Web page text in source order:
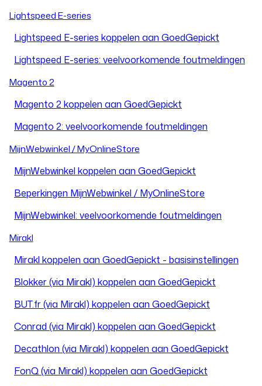
Lightspeed E-series
Lightspeed E-series koppelen aan GoedGepickt
Lightspeed E-series: veelvoorkomende foutmeldingen
Magento 2
Magento 2 koppelen aan GoedGepickt
Magento 2: veelvoorkomende foutmeldingen
MijnWebwinkel / MyOnlineStore
MijnWebwinkel koppelen aan GoedGepickt
Beperkingen MijnWebwinkel / MyOnlineStore
MijnWebwinkel: veelvoorkomende foutmeldingen
Mirakl
Mirakl koppelen aan GoedGepickt - basisinstellingen
Blokker (via Mirakl) koppelen aan GoedGepickt
BUT.fr (via Mirakl) koppelen aan GoedGepickt
Conrad (via Mirakl) koppelen aan GoedGepickt
Decathlon (via Mirakl) koppelen aan GoedGepickt
FonQ (via Mirakl) koppelen aan GoedGepickt